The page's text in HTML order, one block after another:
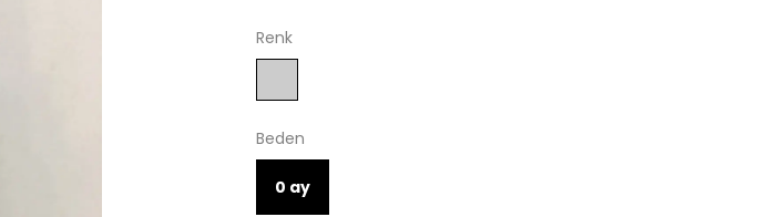
Renk
Beden
0 ay